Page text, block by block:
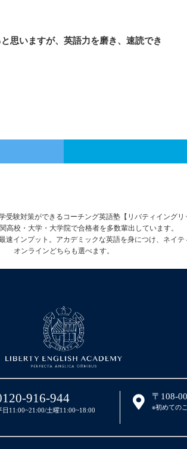
思いますが、英語力を磨き、速読でき
受験対策ができるコーチング英語塾【リバティイングリ
高校・大学・大学院で合格者を多数輩出しています。
インプット。アカデミックな英語を身につけ、ネイ
オンラインどちらも選べます。
916-944
日11:00~21:00/土曜11:00~18:00
〒108-
※初めての